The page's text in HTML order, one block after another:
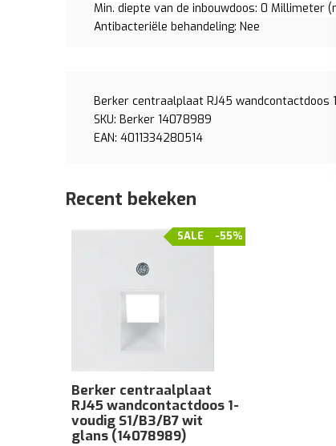
Min. diepte van de inbouwdoos: 0 Millimeter
Antibacteriële behandeling: Nee
Berker centraalplaat RJ45 wandcontactdoos
SKU: Berker 14078989
EAN: 4011334280514
Recent bekeken
-55%
SALE
Berker centraalplaat
RJ45 wandcontactdoos 1-
voudig S1/B3/B7 wit
glans (14078989)